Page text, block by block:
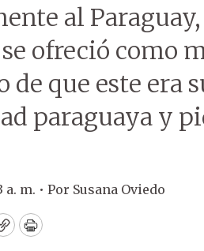
al
se ofreció como
de que este era
paraguaya y
a. m. • Por Susana Oviedo
CopyPrint